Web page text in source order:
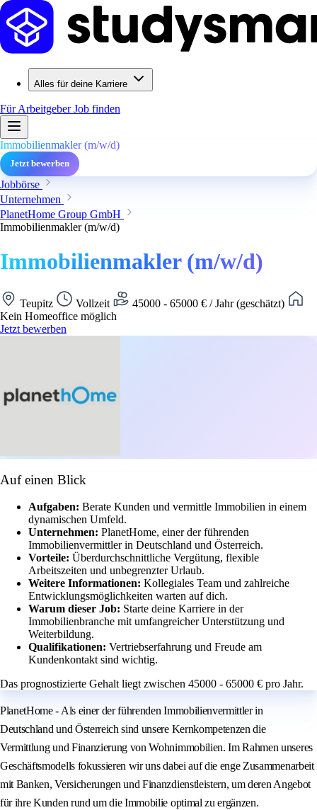
Alles für deine Karriere
Für ArbeitgeberJob finden
Immobilienmakler (m/w/d)
Jetzt bewerben
Jobbörse
Unternehmen
PlanetHome Group GmbH
Immobilienmakler (m/w/d)
Immobilienmakler (m/w/d)
Teupitz Vollzeit
45000 - 65000 € / Jahr (geschätzt)
Kein Homeoffice möglich
Jetzt bewerben
Auf einen Blick
Aufgaben: Berate Kunden und vermittle Immobilien in einem
dynamischen Umfeld.
Unternehmen: PlanetHome, einer der führenden
Immobilienvermittler in Deutschland und Österreich.
Vorteile: Überdurchschnittliche Vergütung, flexible
Arbeitszeiten und unbegrenzter Urlaub.
Weitere Informationen: Kollegiales Team und zahlreiche
Entwicklungsmöglichkeiten warten auf dich.
Warum dieser Job: Starte deine Karriere in der
Immobilienbranche mit umfangreicher Unterstützung und
Weiterbildung.
Qualifikationen: Vertriebserfahrung und Freude am
Kundenkontakt sind wichtig.
Das prognostizierte Gehalt liegt zwischen 45000 - 65000 € pro Jahr.
PlanetHome - Als einer der führenden Immobilienvermittler in
Deutschland und Österreich sind unsere Kernkompetenzen die
Vermittlung und Finanzierung von Wohnimmobilien. Im Rahmen unseres
Geschäftsmodells fokussieren wir uns dabei auf die enge Zusammenarbeit
mit Banken, Versicherungen und Finanzdienstleistern, um deren Angebot
für ihre Kunden rund um die Immobilie optimal zu ergänzen.